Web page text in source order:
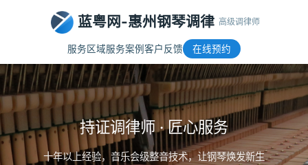
蓝粤网-惠州钢琴调律 高级调律师
服务区域服务案例客户反馈 在线预约
持证调律师 · 匠心服务
十年以上经验，音乐会级整音技术，让钢琴焕发新生